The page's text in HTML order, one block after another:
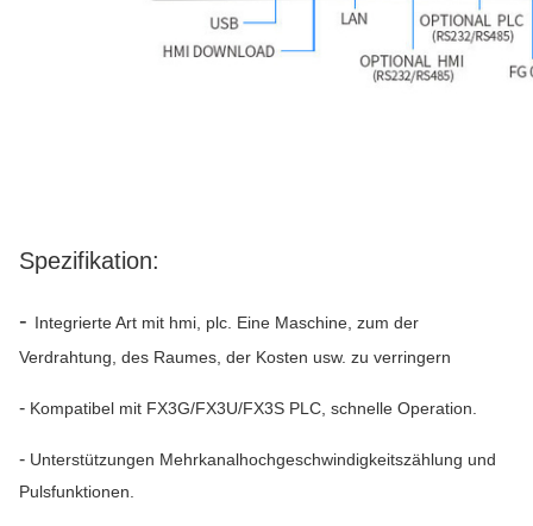
Spezifikation:
- Integrierte Art mit hmi, plc. Eine Maschine, zum der
Verdrahtung, des Raumes, der Kosten usw. zu verringern
- Kompatibel mit FX3G/FX3U/FX3S PLC, schnelle Operation.
- Unterstützungen Mehrkanalhochgeschwindigkeitszählung und
Pulsfunktionen.